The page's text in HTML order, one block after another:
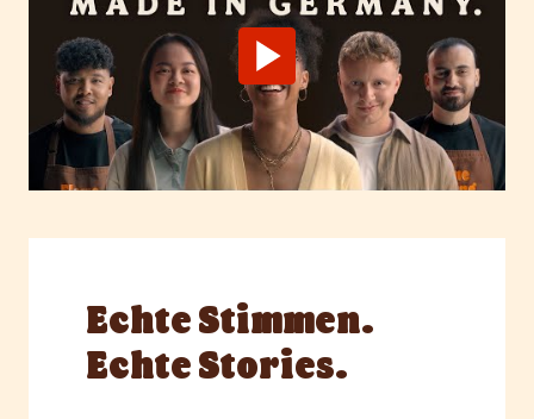
EchteStimmen.
Echte Stories.